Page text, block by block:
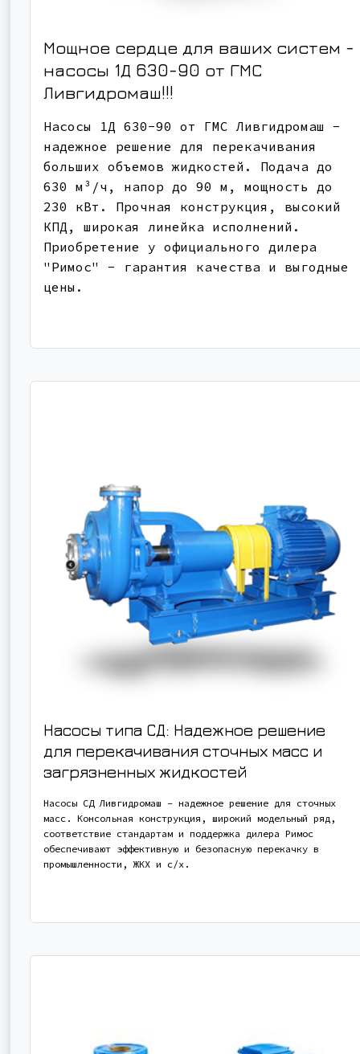
Мощное сердце для ваших систем -
насосы 1Д 630-90 от ГМС
Ливгидромаш!!!
Насосы 1Д 630-90 от ГМС Ливгидромаш -
надежное решение для перекачивания
больших объемов жидкостей. Подача до
630 м³/ч, напор до 90 м, мощность до
230 кВт. Прочная конструкция, высокий
КПД, широкая линейка исполнений.
Приобретение у официального дилера
"Римос" - гарантия качества и выгодные
цены.
Насосы типа СД: Надежное решение
для перекачивания сточных масс и
загрязненных жидкостей
Насосы СД Ливгидромаш – надежное решение для сточных
масс. Консольная конструкция, широкий модельный ряд,
соответствие стандартам и поддержка дилера Римос
обеспечивают эффективную и безопасную перекачку в
промышленности, ЖКХ и с/х.